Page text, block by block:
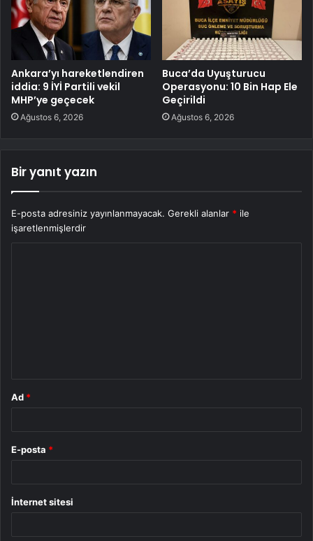
Ankara’yı hareketlendiren
iddia: 9 İYİ Partili vekil
MHP’ye geçecek
Ağustos 6, 2026
Buca’da Uyuşturucu
Operasyonu: 10 Bin Hap Ele
Geçirildi
Ağustos 6, 2026
Bir yanıt yazın
E-posta adresiniz yayınlanmayacak. Gerekli alanlar * ile
işaretlenmişlerdir
Ad *
E-posta *
İnternet sitesi